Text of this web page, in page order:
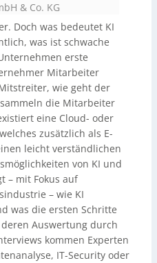
& Co. KG
Doch was bedeutet KI
was ist schwache
erste
Mitarbeiter
wie geht der
die Mitarbeiter
eine Cloud- oder
zusätzlich als E-
leicht verständlichen
von KI und
– mit Fokus auf
– wie KI
was die ersten Schritte
Auswertung durch
kommen Experten
IT-Security oder